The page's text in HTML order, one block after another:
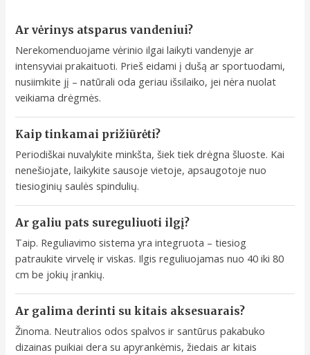
Ar vėrinys atsparus vandeniui?
Nerekomenduojame vėrinio ilgai laikyti vandenyje ar
intensyviai prakaituoti. Prieš eidami į dušą ar sportuodami,
nusiimkite jį – natūrali oda geriau išsilaiko, jei nėra nuolat
veikiama drėgmės.
Kaip tinkamai prižiūrėti?
Periodiškai nuvalykite minkšta, šiek tiek drėgna šluoste. Kai
nenešiojate, laikykite sausoje vietoje, apsaugotoje nuo
tiesioginių saulės spindulių.
Ar galiu pats sureguliuoti ilgį?
Taip. Reguliavimo sistema yra integruota – tiesiog
patraukite virvelę ir viskas. Ilgis reguliuojamas nuo 40 iki 80
cm be jokių įrankių.
Ar galima derinti su kitais aksesuarais?
Žinoma. Neutralios odos spalvos ir santūrus pakabuko
dizainas puikiai dera su apyrankėmis, žiedais ar kitais